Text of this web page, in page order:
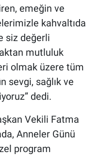
emeğin ve
kahvaltıda
siz değerli
mutluluk
olmak üzere tüm
sevgi, sağlık ve
dedi.
Vekili Fatma
Anneler Günü
program